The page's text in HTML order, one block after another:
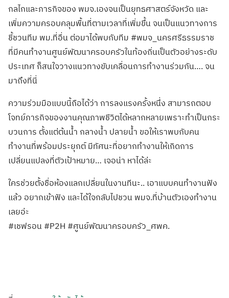
กลไกและภารกิจของ พมจ.เองจนเป็นยุทธศาสตร์จังหวัด และ
เพิ่มความครอบคลุมพื้นที่ตามเวลาที่เพิ่มขึ้น จนเป็นแนวทางการ
ชี้ชวนทีม พม.ที่อื่น ต่อมาได้พบกับทีม #พมจ_นครศรีธรรมราช
ที่มีคนทำงานศูนย์พัฒนาครอบครัวในท้องถิ่นเป็นตัวอย่างระดับ
ประเทศ ก็สนใจวางแนวทางขับเคลื่อนการทำงานร่วมกัน…. จน
มาถึงที่นี่
ความร่วมมือแบบนี้ถือได้ว่า การลงแรงครั้งหนึ่ง สามารถตอบ
โจทย์ภารกิจของงานคุณภาพชีวิตได้หลากหลายเพราะทำเป็นกระ
บวนการ ตั้งแต่ต้นน้ำ กลางน้ำ ปลายน้ำ ขอให้เราพบกับคน
ทำงานที่พร้อมประยุกต์ มีทัศนะที่อยากทำงานให้เกิดการ
เปลี่ยนแปลงที่ตัวเป้าหมาย… เจอน่า หาได้ล่ะ
ใครช่วยตั้งชื่อห้องแลกเปลี่ยนในงานทีนะ.. เอาแบบคนทำงานฟัง
แล้ว อยากเข้าฟัง และได้ใจกลับไปชวน พมจ.ที่บ้านตัวเองทำงาน
เลยอ่ะ
#เชฟรอน #P2H #ศูนย์พัฒนาครอบครัว_ศพค.